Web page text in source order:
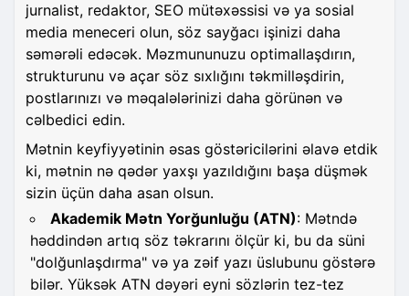
jurnalist, redaktor, SEO mütəxəssisi və ya sosial
media meneceri olun, söz sayğacı işinizi daha
səmərəli edəcək. Məzmununuzu optimallaşdırın,
strukturunu və açar söz sıxlığını təkmilləşdirin,
postlarınızı və məqalələrinizi daha görünən və
cəlbedici edin.
Mətnin keyfiyyətinin əsas göstəricilərini əlavə etdik
ki, mətnin nə qədər yaxşı yazıldığını başa düşmək
sizin üçün daha asan olsun.
Akademik Mətn Yorğunluğu (ATN): Mətndə
həddindən artıq söz təkrarını ölçür ki, bu da süni
"dolğunlaşdırma" və ya zəif yazı üslubunu göstərə
bilər. Yüksək ATN dəyəri eyni sözlərin tez-tez